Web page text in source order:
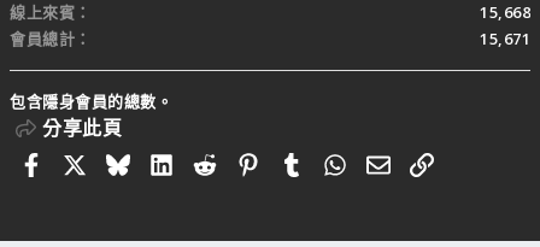
線上來賓
15,668
會員總計
15,671
包含隱身會員的總數。
分享此頁
FacebookBlueskyLinkedIn
RedditPinterestTumblrWhatsApp
電子郵件
連結